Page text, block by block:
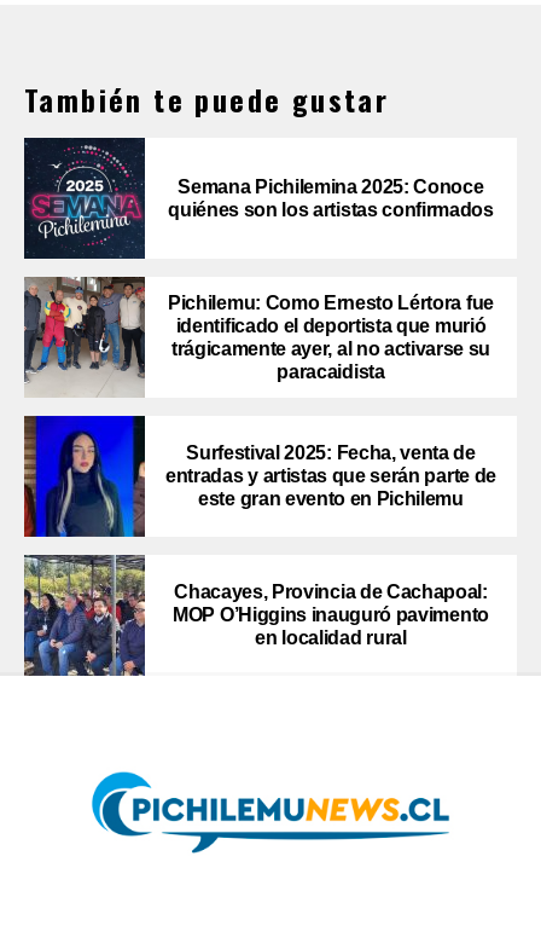
También te puede gustar
Semana Pichilemina 2025: Conoce
quiénes son los artistas confirmados
Pichilemu: Como Ernesto Lértora fue
identificado el deportista que murió
trágicamente ayer, al no activarse su
paracaidista
Surfestival 2025: Fecha, venta de
entradas y artistas que serán parte de
este gran evento en Pichilemu
Chacayes, Provincia de Cachapoal:
MOP O’Higgins inauguró pavimento
en localidad rural